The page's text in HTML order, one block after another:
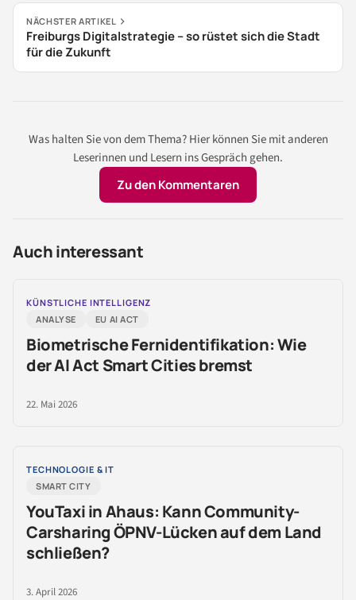
NÄCHSTER ARTIKEL
Freiburgs Digitalstrategie – so rüstet sich die Stadt
für die Zukunft
Was halten Sie von dem Thema? Hier können Sie mit anderen
Leserinnen und Lesern ins Gespräch gehen.
Zu den Kommentaren
Auch interessant
KÜNSTLICHE INTELLIGENZ
ANALYSE
EU AI ACT
Biometrische Fernidentifikation: Wie
der AI Act Smart Cities bremst
22. Mai 2026
TECHNOLOGIE & IT
SMART CITY
YouTaxi in Ahaus: Kann Community-
Carsharing ÖPNV-Lücken auf dem Land
schließen?
3. April 2026